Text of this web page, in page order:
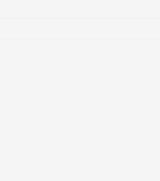
业开设以及学校资源的提供等的不同。可以去